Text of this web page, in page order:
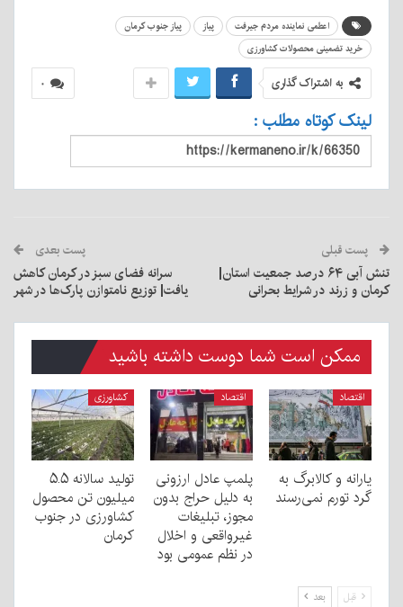
اعطمی نماینده مردم جیرفت پیاز
پیاز جنوب کرمان
خرید تضمینی محصولات کشاورزی
۰ به اشتراک گذاری
لینک کوتاه مطلب :
پست قبلی
تنش آبی ۶۴ درصد جمعیت استان|
کرمان و زرند در شرایط بحرانی
پست بعدی
سرانه فضای سبز در کرمان کاهش
یافت| توزیع نامتوازن پارک‌ها در شهر
ممکن است شما دوست داشته باشید
اقتصاد
یارانه و کالابرگ به
گرد تورم نمی‌رسند
اقتصاد
پلمپ عادل ارزونی
به دليل حراج بدون
مجوز، تبليغات
غیرواقعی و اخلال
در نظم عمومی بود
کشاورزی
تولید سالانه ۵.۵
میلیون تن محصول
کشاورزی در جنوب
کرمان
قبل بعد